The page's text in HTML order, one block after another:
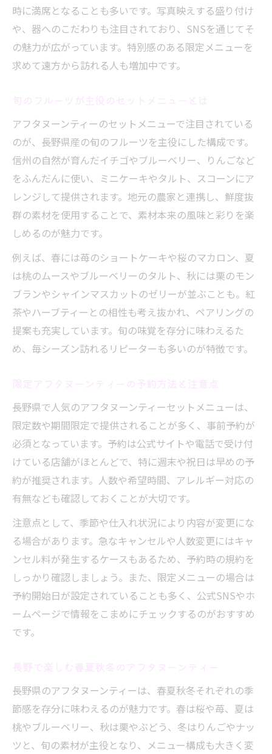
時に満席となることも多いです。写真映えする盛り付け
や、器へのこだわりも注目されており、SNSを通じてそ
の魅力が広がっています。特別感のある限定メニューを
求めて遠方から訪れる人も増加中です。
アフタヌーンティーのセットメニューで注目されている
のが、長野県産の旬のフルーツを主役にした構成です。
信州の自然が育んだイチゴやブルーベリー、りんごなど
をふんだんに使い、ミニケーキやタルト、スコーンにア
レンジして提供されます。地元の農家と連携し、鮮度抜
群の素材を使用することで、素材本来の風味と彩りを楽
しめるのが魅力です。
例えば、春には苺のショートケーキや桜のマカロン、夏
は桃のムースやブルーベリーのタルト、秋には栗のモン
ブランやシャインマスカットのゼリーが並ぶことも。紅
茶やハーブティーとの相性も考え抜かれ、ペアリングの
提案も充実しています。旬の味覚を存分に味わえるた
め、毎シーズン訪れるリピーターも多いのが特徴です。
長野県で人気のアフタヌーンティーセットメニューは、
限定数や期間限定で提供されることが多く、事前予約が
必須となっています。予約は公式サイトや電話で受け付
けている店舗がほとんどで、特に週末や祝日は早めの予
約が推奨されます。人数や希望時間、アレルギー対応の
有無なども確認しておくことが大切です。
注意点として、季節や仕入れ状況により内容が変更にな
る場合があります。急なキャンセルや人数変更にはキャ
ンセル料が発生するケースもあるため、予約時の規約を
しっかり確認しましょう。また、限定メニューの場合は
予約開始日が設定されていることも多く、公式SNSやホ
ームページで情報をこまめにチェックするのがおすすめ
です。
長野県のアフタヌーンティーは、春夏秋冬それぞれの季
節感を存分に味わえるのが魅力です。春は桜や苺、夏は
桃やブルーベリー、秋は栗やぶどう、冬はりんごやナッ
ツと、旬の素材が主役となり、メニュー構成も大きく変